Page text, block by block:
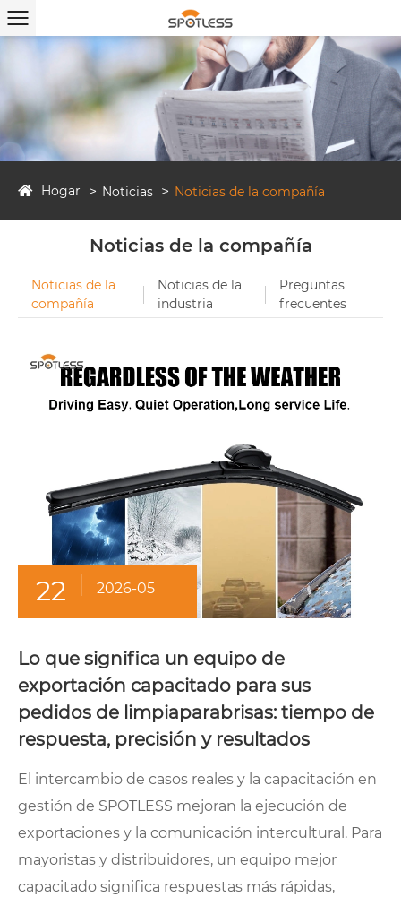
Hogar Noticias Noticias de la compañía
Noticias de la compañía
Noticias de la
compañía
Noticias de la
industria
Preguntas
frecuentes
22 2026-05
Lo que significa un equipo de
exportación capacitado para sus
pedidos de limpiaparabrisas: tiempo de
respuesta, precisión y resultados
El intercambio de casos reales y la capacitación en
gestión de SPOTLESS mejoran la ejecución de
exportaciones y la comunicación intercultural. Para
mayoristas y distribuidores, un equipo mejor
capacitado significa respuestas más rápidas,